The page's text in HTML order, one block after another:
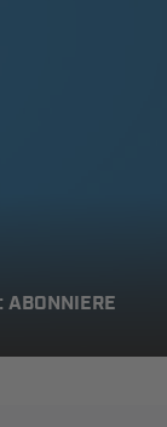
ABONNIERE